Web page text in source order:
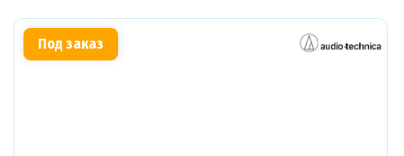
Под заказ